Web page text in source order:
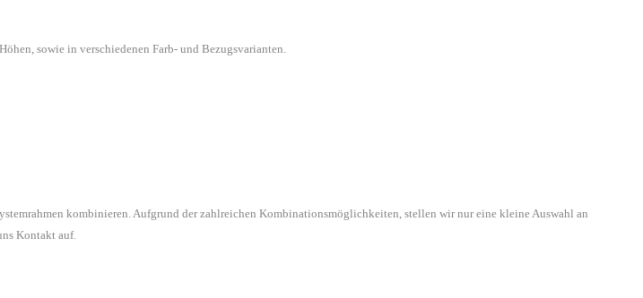
sowie in verschiedenen Farb- und Bezugsvarianten.
kombinieren. Aufgrund der zahlreichen Kombinationsmöglichkeiten, stellen wir nur eine kleine Auswahl an
Kontakt auf.